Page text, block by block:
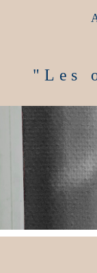
"Les